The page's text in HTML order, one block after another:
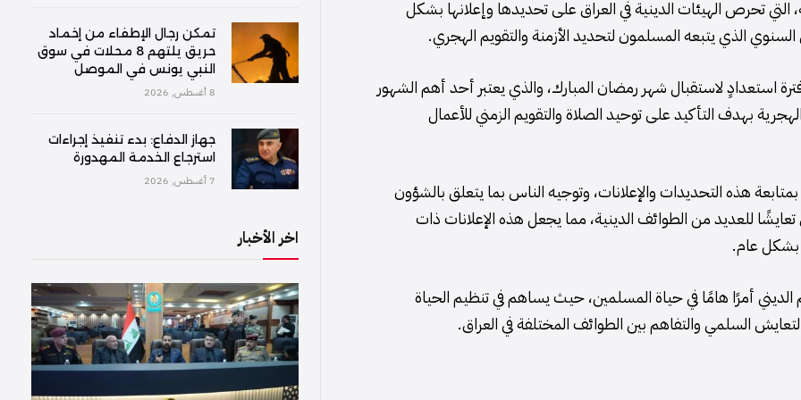
التي تحرص الهيئات الدينية في العراق على تحديدها وإعلانها بشكل
الذي يتبعه المسلمون لتحديد الأزمنة والتقويم الهجري.
استعدادٍ لاستقبال شهر رمضان المبارك، والذي يعتبر أحد أهم الشهور
بهدف التأكيد على توحيد الصلاة والتقويم الزمني للأعمال
هذه التحديدات والإعلانات، وتوجيه الناس بما يتعلق بالشؤون
تعايشًا للعديد من الطوائف الدينية، مما يجعل هذه الإعلانات ذات
بشكل عام.
الديني أمرًا هامًا في حياة المسلمين، حيث يساهم في تنظيم الحياة
السلمي والتفاهم بين الطوائف المختلفة في العراق.
تمكن رجال الإطفاء من إخماد
حريق يلتهم 8 محلات في سوق
النبي يونس في الموصل
8 أغسطس, 2026
جهاز الدفاع: بدء تنفيذ إجراءات
استرجاع الخدمة المهدورة
7 أغسطس, 2026
اخر الأخبار